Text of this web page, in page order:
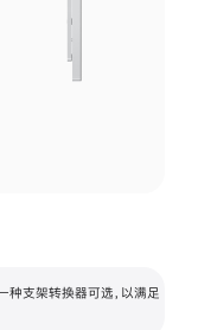
支架转换器可选，以满足